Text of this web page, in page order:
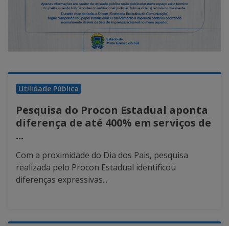
Utilidade Pública
Pesquisa do Procon Estadual aponta
diferença de até 400% em serviços de
...
Com a proximidade do Dia dos Pais, pesquisa
realizada pelo Procon Estadual identificou
diferenças expressivas...